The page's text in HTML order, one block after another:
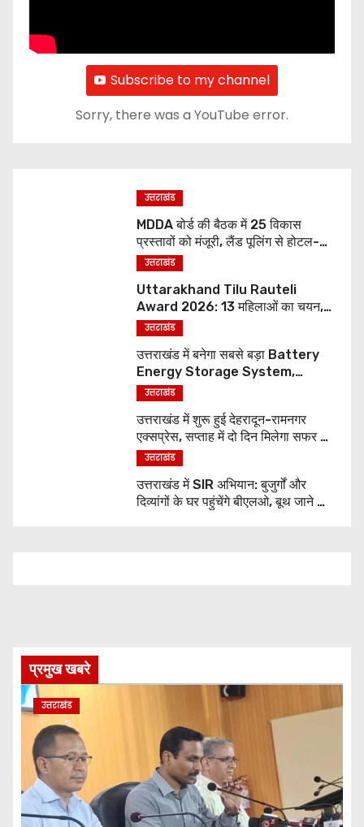
Subscribe to my channel
Sorry, there was a YouTube error.
उत्तराखंड
MDDA बोर्ड की बैठक में 25 विकास
प्रस्तावों को मंजूरी, लैंड पूलिंग से होटल-
पर्यटन परियोजनाओं को मिलेगी रफ्तार
उत्तराखंड
Uttarakhand Tilu Rauteli
Award 2026: 13 महिलाओं का चयन,
8 अगस्त को सीएम धामी करेंगे सम्मानित
उत्तराखंड
उत्तराखंड में बनेगा सबसे बड़ा Battery
Energy Storage System,
UJVNL लगाएगा 352 करोड़ का प्रोजेक्ट
उत्तराखंड
उत्तराखंड में शुरू हुई देहरादून-रामनगर
एक्सप्रेस, सप्ताह में दो दिन मिलेगा सफर का
नया विकल्प
उत्तराखंड
उत्तराखंड में SIR अभियान: बुजुर्गों और
दिव्यांगों के घर पहुंचेंगे बीएलओ, बूथ जाने की
प्रमुख खबरे
उत्तराखंड